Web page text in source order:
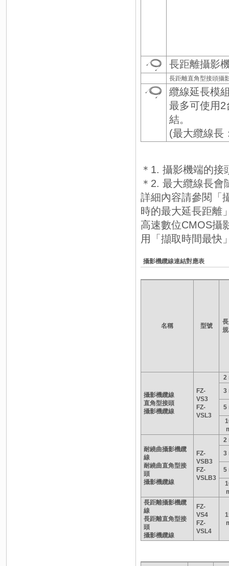
長距離攝影
長距離直角型接頭攝
纜線延長模
最多可使用
結。
(最大纜線長
＊1. 攝影機端的
＊2. 最大纜線長
詳細內容請參閱「
時的最大延長距離
高速數位CMOS攝
用「擷取時間最快
攝影機纜線連結對應表
名稱 型號
攝影機纜線
直角型接頭
攝影機纜線
FZ-
VS3
FZ-
VSL3
2
3
5
耐繞曲攝影機纜
線
耐繞曲直角型接
頭
攝影機纜線
FZ-
VSB3
FZ-
VSLB3
2
3
5
長距離攝影機纜
線
長距離直角型接
頭
攝影機纜線
FZ-
VS4
FZ-
VSL4